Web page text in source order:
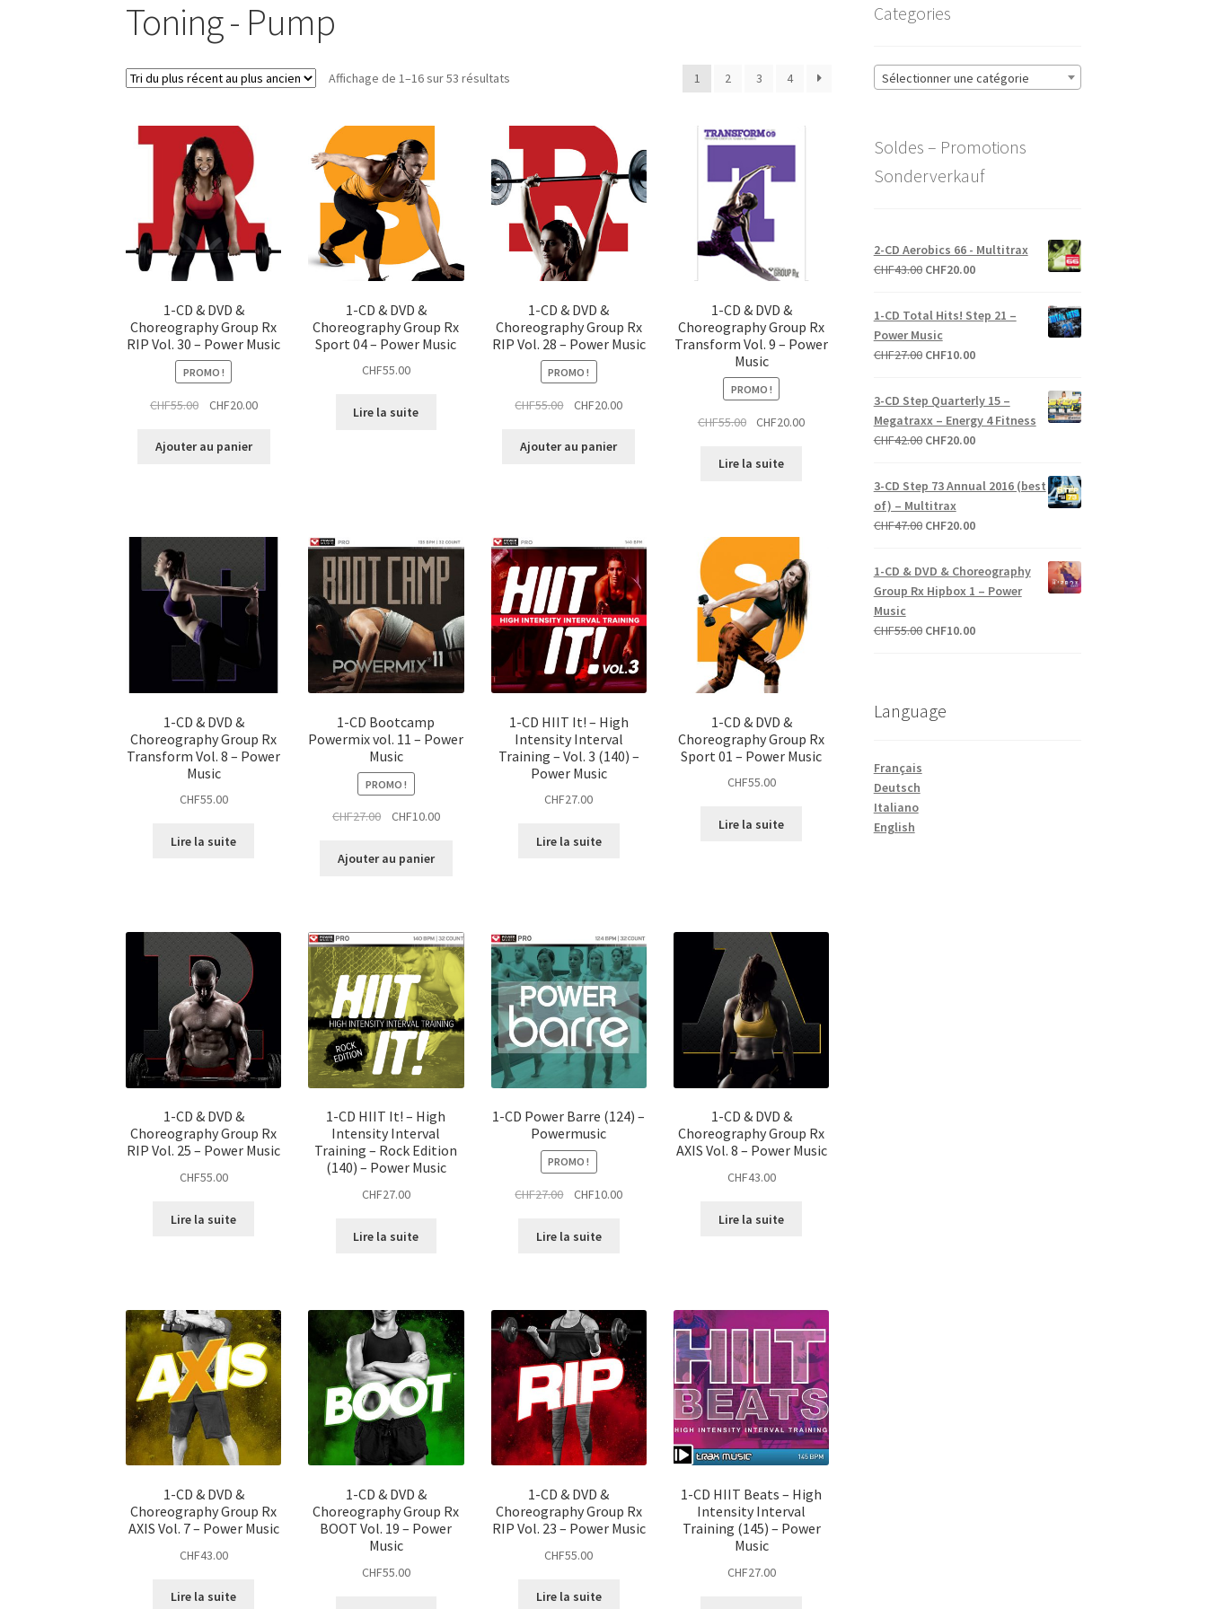
Toning - Pump
Affichage de 1–16 sur 53 résultats
plus
ancien
1 2 3 4
1-CD & DVD &
Choreography Group Rx
RIP Vol. 30 – Power Music
PROMO !
CHF55.00
Le
initial
CHF20.00Le
Ajouter au panier
1-CD & DVD &
Choreography Group Rx
Sport 04 – Power Music
CHF55.00
Lire la suite
1-CD & DVD &
Choreography Group Rx
RIP Vol. 28 – Power Music
PROMO !
CHF55.00
Le
initial
CHF20.00Le
Ajouter au panier
1-CD & DVD &
Choreography Group Rx
Transform Vol. 9 – Power
Music
PROMO !
CHF55.00
Le
initial
CHF20.00Le
Lire la suite
1-CD & DVD &
Choreography Group Rx
Transform Vol. 8 – Power
Music
CHF55.00
Lire la suite
1-CD Bootcamp
Powermix vol. 11 – Power
Music
PROMO !
CHF27.00
Le
initial
CHF10.00Le
Ajouter au panier
1-CD HIIT It! – High
Intensity Interval
Training – Vol. 3 (140) –
Power Music
CHF27.00
Lire la suite
1-CD & DVD &
Choreography Group Rx
Sport 01 – Power Music
CHF55.00
Lire la suite
1-CD & DVD &
Choreography Group Rx
RIP Vol. 25 – Power Music
CHF55.00
Lire la suite
1-CD HIIT It! – High
Intensity Interval
Training – Rock Edition
(140) – Power Music
CHF27.00
Lire la suite
1-CD Power Barre (124) –
Powermusic
PROMO !
CHF27.00
Le
initial
CHF10.00Le
Lire la suite
1-CD & DVD &
Choreography Group Rx
AXIS Vol. 8 – Power Music
CHF43.00
Lire la suite
1-CD & DVD &
Choreography Group Rx
AXIS Vol. 7 – Power Music
CHF43.00
Lire la suite
1-CD & DVD &
Choreography Group Rx
BOOT Vol. 19 – Power
Music
CHF55.00
1-CD & DVD &
Choreography Group Rx
RIP Vol. 23 – Power Music
CHF55.00
Lire la suite
1-CD HIIT Beats – High
Intensity Interval
Training (145) – Power
Music
CHF27.00
Categories
Sélectionner une catégorie
Soldes – Promotions
Sonderverkauf
2-CD Aerobics 66 - Multitrax
CHF43.00 Le
initial
était :
CHF43.00.
CHF20.00Le
actuel
est :
CHF20.00.
1-CD Total Hits! Step 21 –
Power Music
CHF27.00 Le
initial
était :
CHF27.00.
CHF10.00Le
actuel
est :
CHF10.00.
3-CD Step Quarterly 15 –
Megatraxx – Energy 4 Fitness
CHF42.00 Le
initial
était :
CHF42.00.
CHF20.00Le
actuel
CHF20.00.
3-CD Step 73 Annual 2016 (best
of) – Multitrax
CHF47.00 Le
initial
était :
CHF47.00.
CHF20.00Le
est :
1-CD & DVD & Choreography
Group Rx Hipbox 1 – Power
Music
CHF55.00 Le
CHF55.00.
CHF10.00Le
Language
Français
Deutsch
Italiano
English